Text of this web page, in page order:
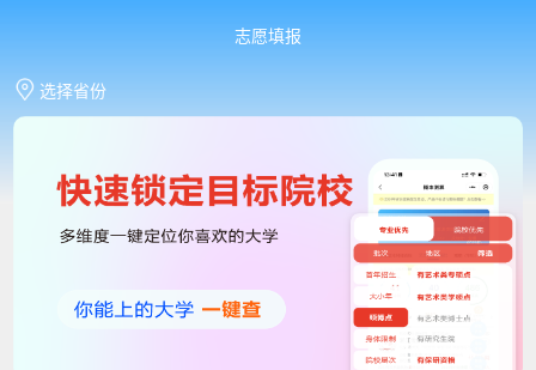
志愿填报
选择省份